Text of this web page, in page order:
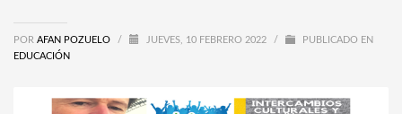
POR AFAN POZUELO / JUEVES, 10 FEBRERO 2022 /
PUBLICADO EN
EDUCACIÓN